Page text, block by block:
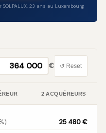
23 ans au Luxembourg
€ ↺ Reset
2 ACQUÉREURS
25 480 €